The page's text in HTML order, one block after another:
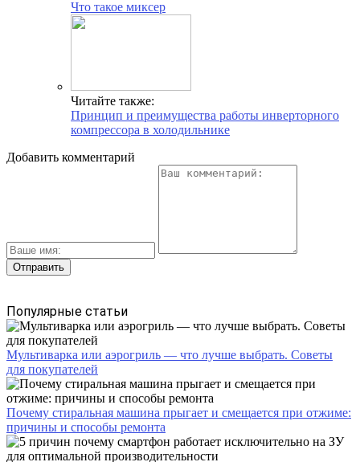
Что такое миксер
Читайте также:
Принцип и преимущества работы инверторного
компрессора в холодильнике
Добавить комментарий
Популярные статьи
Мультиварка или аэрогриль — что лучше выбрать. Советы
для покупателей
Почему стиральная машина прыгает и смещается при отжиме:
причины и способы ремонта